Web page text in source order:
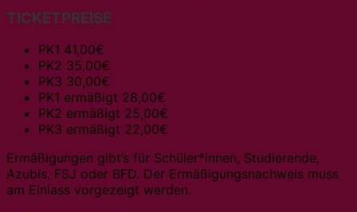
TICKETPREISE
PK1 41,00€
PK2 35,00€
PK3 30,00€
PK1 ermäßigt 28,00€
PK2 ermäßigt 25,00€
PK3 ermäßigt 22,00€
Ermäßigungen gibt’s für Schüler*innen, Studierende,
Azubis, FSJ oder BFD. Der Ermäßigungsnachweis muss
am Einlass vorgezeigt werden.